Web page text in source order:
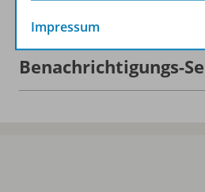
Zugehörige Produkte
Benachrichtigungs-
Impressum